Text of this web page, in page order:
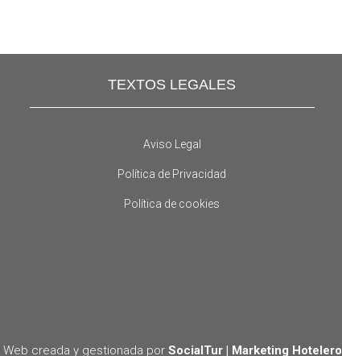
TEXTOS LEGALES
Aviso Legal
Política de Privacidad
Política de cookies
Web creada y gestionada por SocialTur | Marketing Hotelero